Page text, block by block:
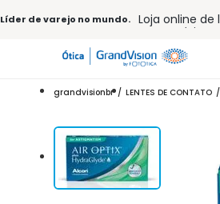
Líder de varejo no mundo.
Loja online
Frete grátis
10% off
Entrega para
15% Off na
32% off no
grandvisionbr LENTES DE CONTATO